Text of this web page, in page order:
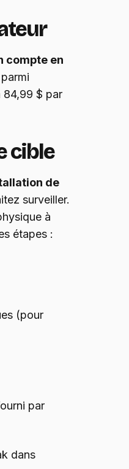
compte en
84,99 $ par
cible
de
surveiller.
à
étapes :
(pour
par
dans